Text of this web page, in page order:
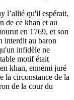
l’allié qu'il espérait,
de ce khan et au
en 1769, et son
interdit au baron
infidèle ne
motif était
khan, ennemi juré
la circonstance de la
de la cour du